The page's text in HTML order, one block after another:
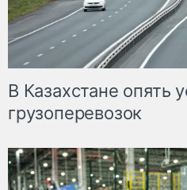
В Казахстане опять
грузоперевозок